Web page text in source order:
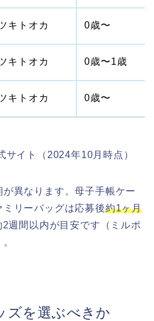
キトオカ 0歳〜
キトオカ 0歳〜1歳
キトオカ 0歳〜
サイト（2024年10月時点）
異なります。母子手帳ケー
リーバッグは応募後約1ヶ月
週間以内が目安です（ミルポ
ズを選ぶべきか